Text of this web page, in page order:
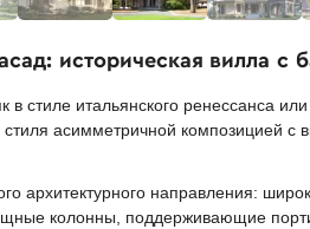
историческая вилла с
стиле итальянского ренессанса
асимметричной композицией
архитектурного направления:
колонны, поддерживающие